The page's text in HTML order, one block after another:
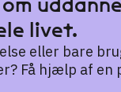
livet.
eller bare
Få hjælp af en